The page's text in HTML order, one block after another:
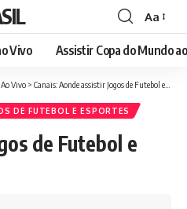
Font
Resizer
Aa
Vivo Assistir Copa do Mundo
Vivo > Canais: Aonde assistir Jogos de Futebol e Esportes
DE FUTEBOL E ESPORTES
de Futebol e